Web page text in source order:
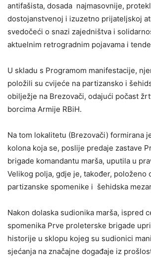
antifašista, dosada najmasovnije,
dostojanstvenoj i izuzetno prijateljskoj
svedočeći o snazi zajedništva i
aktuelnim retrogradnim pojavama i
U skladu s Programom manifestacije,
položili su cvijeće na partizansko i
obilježje na Brezovači, odajući počast
borcima Armije RBiH.
Na tom lokalitetu (Brezovači) formirana
kolona koja se, poslije predaje zastave
brigade komandantu marša, uputila u
Velikog polja, gdje je, također, položeno
partizanske spomenike i šehidska
Nakon dolaska sudionika marša, ispred
spomenika Prve proleterske brigade
historije u sklopu kojeg su sudionici
sjećanja na značajne događaje iz